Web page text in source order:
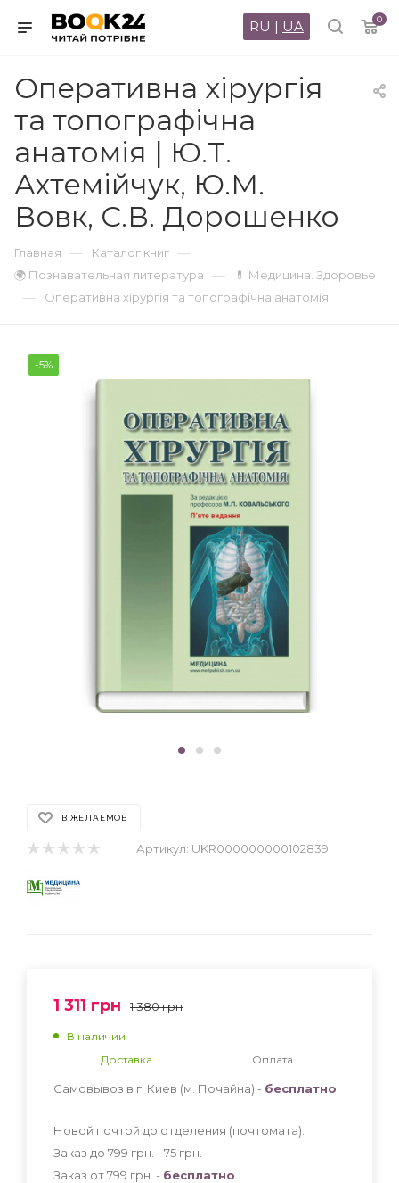
0
RU | UA
Оперативна хірургія
та топографічна
анатомія | Ю.Т.
Ахтемійчук, Ю.М.
Вовк, С.В. Дорошенко
Главная — Каталог книг —
🌍 Познавательная литература — 💊 Медицина. Здоровье
— Оперативна хірургія та топографічна анатомія
-5%
В ЖЕЛАЕМОЕ
Артикул: UKR000000000102839
1 311 грн 1 380грн
В наличии
Доставка
Оплата
Самовывоз в г. Киев (м. Почайна) - бесплатно
Новой почтой до отделения (почтомата):
Заказ до 799 грн. - 75 грн
Заказ от 799 грн. - бесплатно